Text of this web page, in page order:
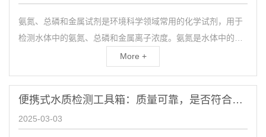
氨氮、总磷和金属试剂是环境科学领域常用的化学试剂，用于
检测水体中的氨氮、总磷和金属离子浓度。氨氮是水体中的重
要污染物之一，来源于工业废水、农业排放和生活污水，会导
More +
便携式水质检测工具箱：质量可靠，是否符合标准？
2025-03-03